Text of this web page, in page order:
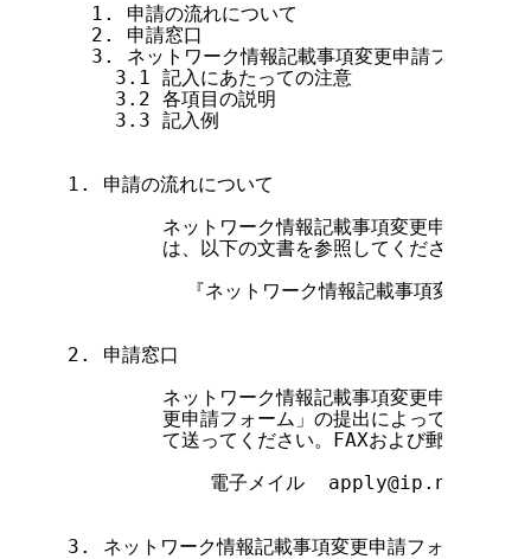
  1. 申請の流れについて
  2. 申請窓口
  3. ネットワーク情報記載事項変更申請フォーム
    3.1 記入にあたっての注意
    3.2 各項目の説明
    3.3 記入例
1. 申請の流れについて
ネットワーク情報記載事項変更申請にとも
        は、以下の文書を参照してください。
『ネットワーク情報記載事項変更申請に
2. 申請窓口
ネットワーク情報記載事項変更申請は、「
更申請フォーム」の提出によって行われま
て送ってください。FAXおよび郵送での申
電子メイル
3. ネットワーク情報記載事項変更申請フォーム